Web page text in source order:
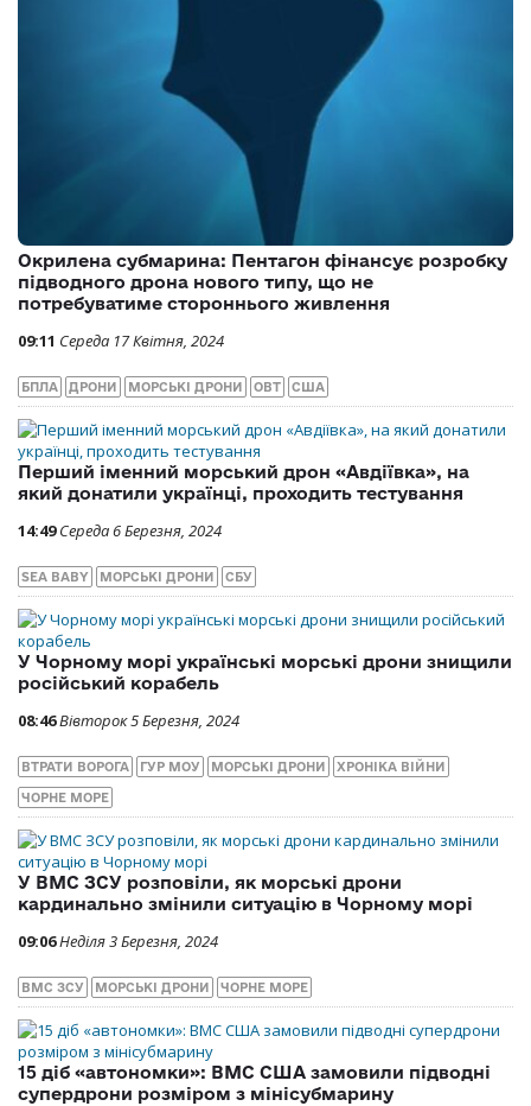
Окрилена субмарина: Пентагон фінансує розробку
підводного дрона нового типу, що не
потребуватиме стороннього живлення
09:11 Середа 17 Квітня, 2024
БПЛА ДРОНИ МОРСЬКІ ДРОНИ ОВТ США
Перший іменний морський дрон «Авдіївка», на
який донатили українці, проходить тестування
14:49 Середа 6 Березня, 2024
SEA BABY МОРСЬКІ ДРОНИ СБУ
У Чорному морі українські морські дрони знищили
російський корабель
08:46Вівторок 5 Березня, 2024
ВТРАТИ ВОРОГА ГУР МОУ МОРСЬКІ ДРОНИ ХРОНІКА ВІЙНИ
ЧОРНЕ МОРЕ
У ВМС ЗСУ розповіли, як морські дрони
кардинально змінили ситуацію в Чорному морі
09:06Неділя 3 Березня, 2024
ВМС ЗСУ МОРСЬКІ ДРОНИ ЧОРНЕ МОРЕ
15 діб «автономки»: ВМС США замовили підводні
супердрони розміром з мінісубмарину